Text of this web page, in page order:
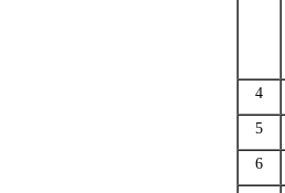
4
5
6